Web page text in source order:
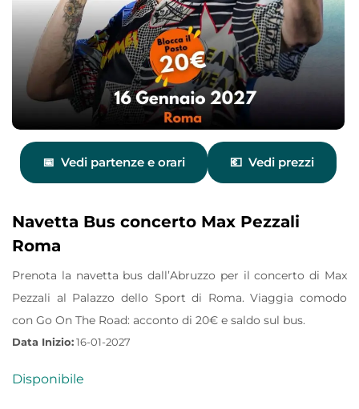
Vedi partenze e orari Vedi prezzi
Navetta Bus concerto Max Pezzali
Roma
Prenota la navetta bus dall’Abruzzo per il concerto di Max
Pezzali al Palazzo dello Sport di Roma. Viaggia comodo
con Go On The Road: acconto di 20€ e saldo sul bus.
Data Inizio: 16-01-2027
Disponibile
Creare un account